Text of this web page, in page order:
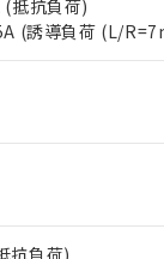
(抵抗負荷)
(誘導負荷 (L/
抗負荷)